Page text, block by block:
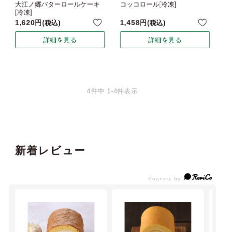
大江ノ郷バターロールケーキ
[冷凍]
1,620 税込
詳細を見る
コッコロール[冷凍]
1,458 税込
詳細を見る
4件中 1 -4件表示
新着レビュー